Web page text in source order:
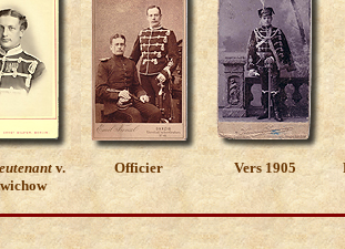
v.
Officier Vers 1905